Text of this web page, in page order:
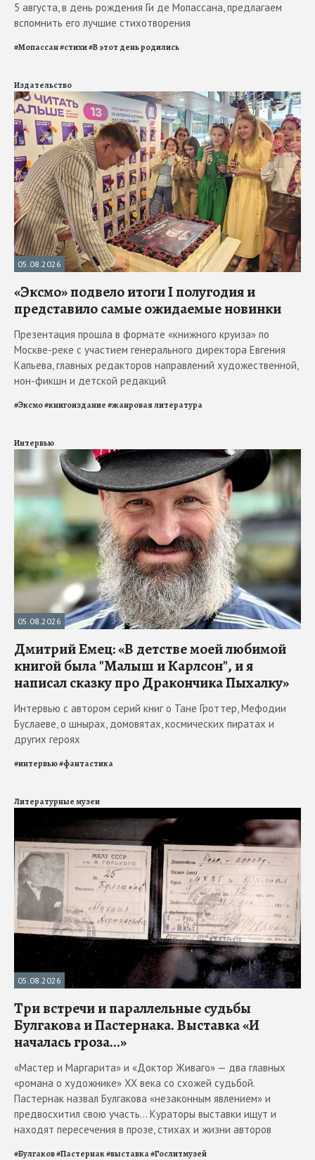
5 августа, в день рождения Ги де Мопассана, предлагаем
вспомнить его лучшие стихотворения
#Мопассан#стихи#В этот день родились
Издательство
05.08.2026
«Эксмо» подвело итоги I полугодия и
представило самые ожидаемые новинки
Презентация прошла в формате «книжного круиза» по
Москве-реке с участием генерального директора Евгения
Капьева, главных редакторов направлений художественной,
нон-фикшн и детской редакций
#Эксмо#книгоиздание#жанровая литература
Интервью
05.08.2026
Дмитрий Емец: «В детстве моей любимой
книгой была "Малыш и Карлсон", и я
написал сказку про Дракончика Пыхалку»
Интервью с автором серий книг о Тане Гроттер, Мефодии
Буслаеве, о шнырах, домовятах, космических пиратах и
других героях
#интервью#фантастика
Литературные музеи
05.08.2026
Три встречи и параллельные судьбы
Булгакова и Пастернака. Выставка «И
началась гроза...»
«Мастер и Маргарита» и «Доктор Живаго» — два главных
«романа о художнике» ХХ века со схожей судьбой.
Пастернак назвал Булгакова «незаконным явлением» и
предвосхитил свою участь... Кураторы выставки ищут и
находят пересечения в прозе, стихах и жизни авторов
#Булгаков#Пастернак#выставка#Гослитмузей